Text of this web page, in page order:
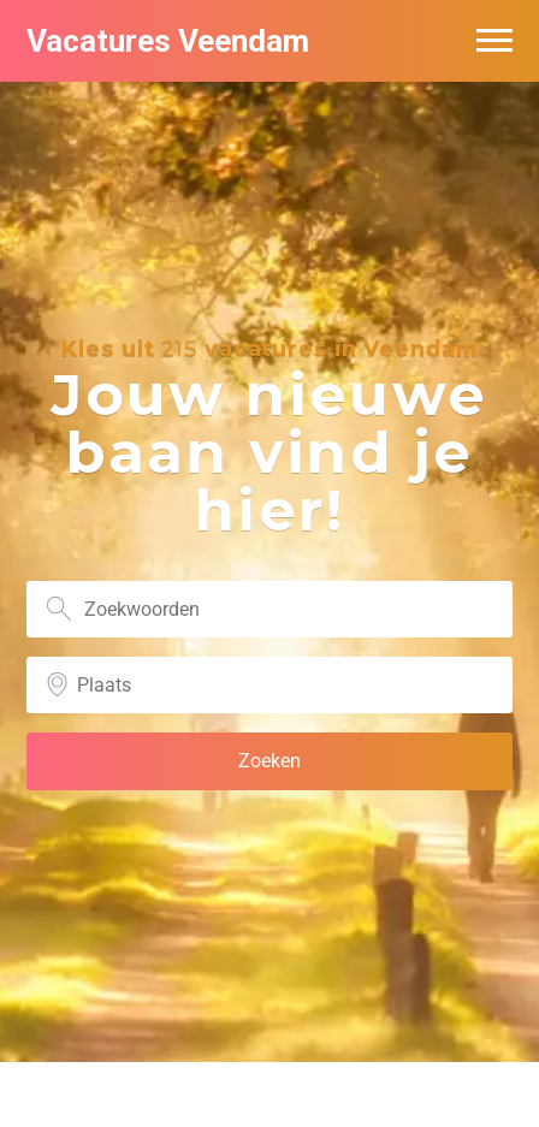
Vacatures Veendam
Kies uit 215vacatures in Veendam
Jouw nieuwe
baan vind je
hier!
Vacatures per bedrijf